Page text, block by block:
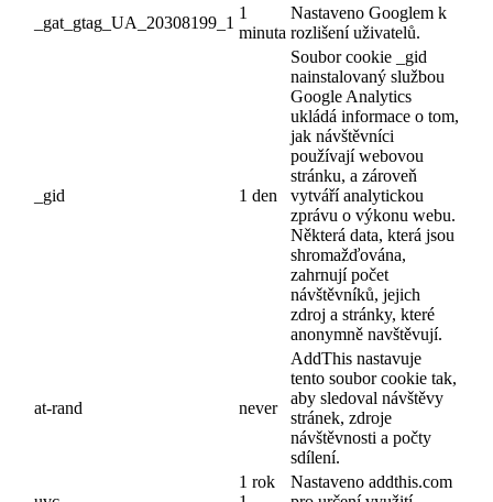
_gat_gtag_UA_20308199_1
1
minuta
Nastaveno Googlem k
rozlišení uživatelů.
_gid 1 den
Soubor cookie _gid
nainstalovaný službou
Google Analytics
ukládá informace o tom,
jak návštěvníci
používají webovou
stránku, a zároveň
vytváří analytickou
zprávu o výkonu webu.
Některá data, která jsou
shromažďována,
zahrnují počet
návštěvníků, jejich
zdroj a stránky, které
anonymně navštěvují.
at-rand never
AddThis nastavuje
tento soubor cookie tak,
aby sledoval návštěvy
stránek, zdroje
návštěvnosti a počty
sdílení.
1 rok
Nastaveno addthis.com